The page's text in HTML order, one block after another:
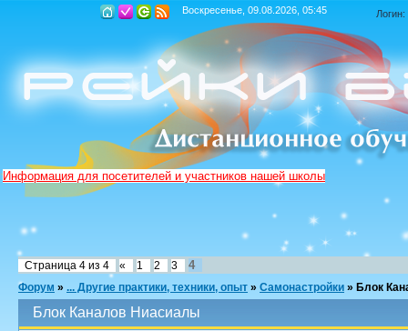
Воскресенье, 09.08.2026, 05:45 Логин:
Информация для посетителей и участников нашей школы
Страница 4 из 4 « 1 2 3 4
Форум » ... Другие практики, техники, опыт » Самонастройки » Блок
Блок Каналов Ниасиалы